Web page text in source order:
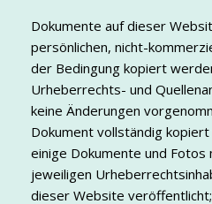
Dokumente auf dieser
persönlichen, nicht-
der Bedingung kopiert
Urheberrechts- und
keine Änderungen
Dokument vollständig
einige Dokumente und
jeweiligen
dieser Website